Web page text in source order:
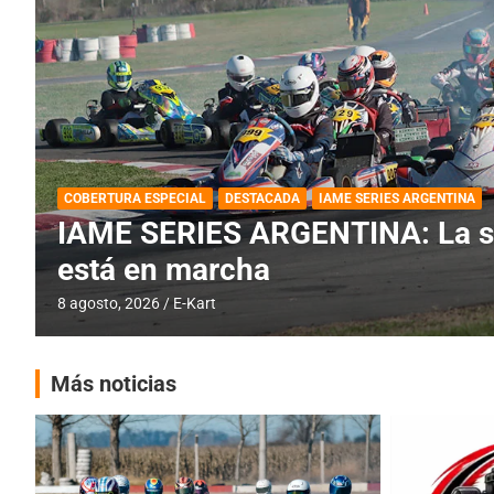
BREVES DESTACADA IAME SERIES ARGENTINA PRÓXIMA
IAME SERIES ARGENTINA:
fecha especial con Invitados
6 agosto, 2026 E-Kart
Más noticias